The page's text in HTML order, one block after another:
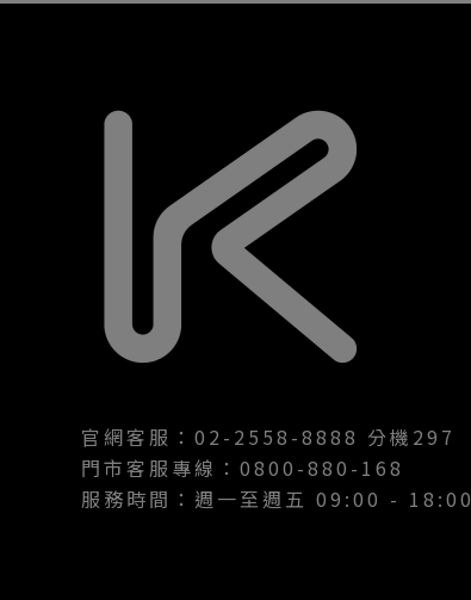
官網客服：02-2558-8888 分機297
門市客服專線：0800-880-168
服務時間：週一至週五 09:00 - 18:00